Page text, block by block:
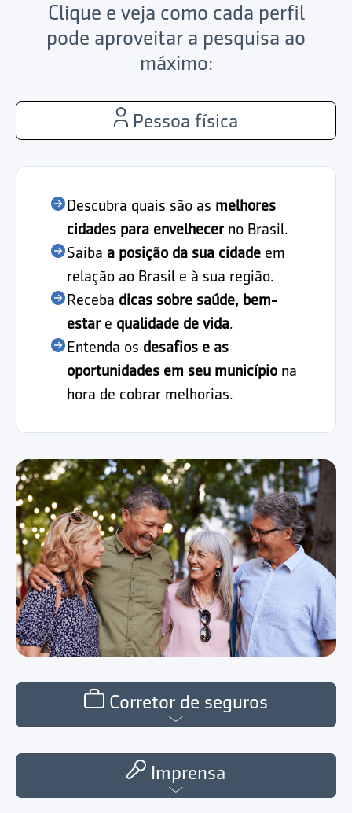
Clique e veja como cada perfil
pode aproveitar a pesquisa ao
máximo:
Pessoa física
Corretor de seguros
Imprensa
Descubra quais são as melhores
cidades para envelhecerno Brasil.
Saiba a posição da sua cidade em
relação ao Brasil e à sua região.
Receba dicas sobre saúde, bem-
estare qualidade de vida.
Entenda os desafios e as
oportunidades em seu município na
hora de cobrar melhorias.